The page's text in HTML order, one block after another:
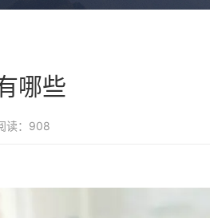
哪些
读：908